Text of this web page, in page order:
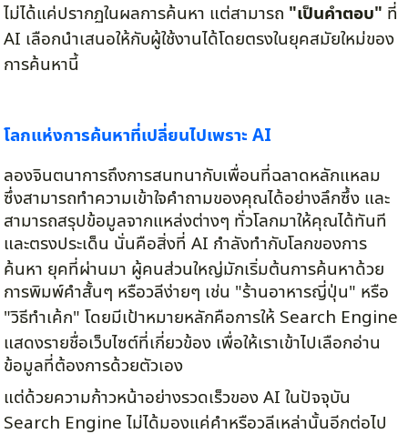
ไม่ได้แค่ปรากฏในผลการค้นหา แต่สามารถ "เป็นคำตอบ" ที่
AI เลือกนำเสนอให้กับผู้ใช้งานได้โดยตรงในยุคสมัยใหม่ของ
การค้นหานี้
โลกแห่งการค้นหาที่เปลี่ยนไปเพราะ AI
ลองจินตนาการถึงการสนทนากับเพื่อนที่ฉลาดหลักแหลม
ซึ่งสามารถทำความเข้าใจคำถามของคุณได้อย่างลึกซึ้ง และ
สามารถสรุปข้อมูลจากแหล่งต่างๆ ทั่วโลกมาให้คุณได้ทันที
และตรงประเด็น นั่นคือสิ่งที่ AI กำลังทำกับโลกของการ
ค้นหา ยุคที่ผ่านมา ผู้คนส่วนใหญ่มักเริ่มต้นการค้นหาด้วย
การพิมพ์คำสั้นๆ หรือวลีง่ายๆ เช่น "ร้านอาหารญี่ปุ่น" หรือ
"วิธีทำเค้ก" โดยมีเป้าหมายหลักคือการให้ Search Engine
แสดงรายชื่อเว็บไซต์ที่เกี่ยวข้อง เพื่อให้เราเข้าไปเลือกอ่าน
ข้อมูลที่ต้องการด้วยตัวเอง
แต่ด้วยความก้าวหน้าอย่างรวดเร็วของ AI ในปัจจุบัน
Search Engine ไม่ได้มองแค่คำหรือวลีเหล่านั้นอีกต่อไป